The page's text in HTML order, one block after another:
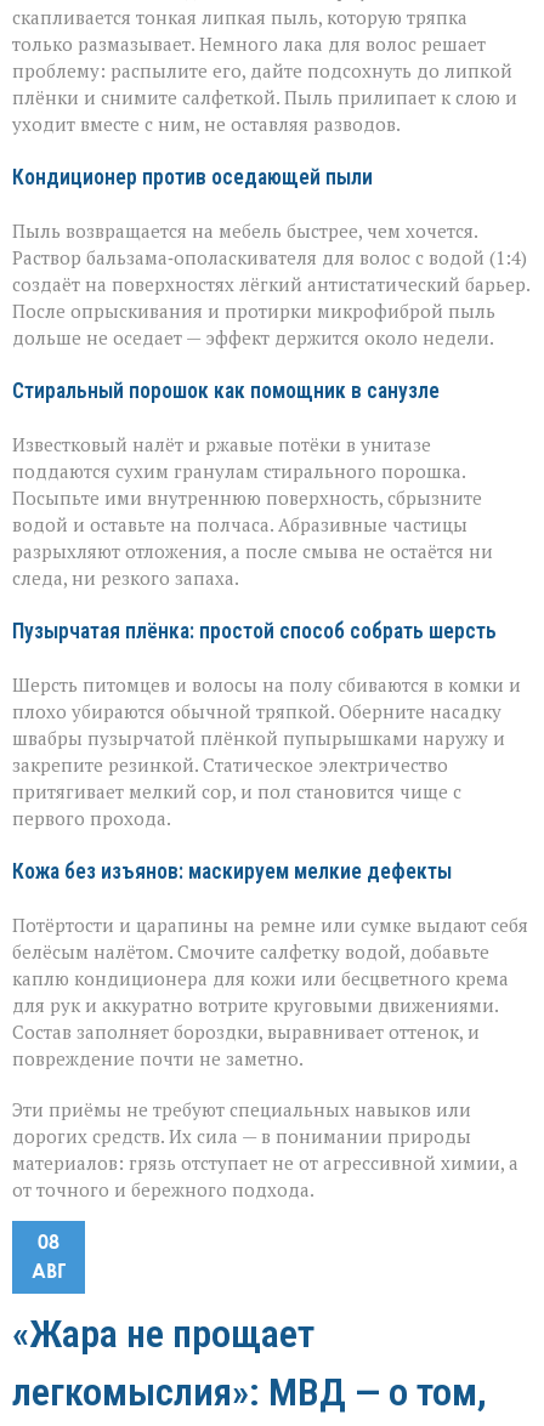
скапливается тонкая липкая пыль, которую тряпка
только размазывает. Немного лака для волос решает
проблему: распылите его, дайте подсохнуть до липкой
плёнки и снимите салфеткой. Пыль прилипает к слою и
уходит вместе с ним, не оставляя разводов.
Кондиционер против оседающей пыли
Пыль возвращается на мебель быстрее, чем хочется.
Раствор бальзама‑ополаскивателя для волос с водой (1:4)
создаёт на поверхностях лёгкий антистатический барьер.
После опрыскивания и протирки микрофиброй пыль
дольше не оседает — эффект держится около недели.
Стиральный порошок как помощник в санузле
Известковый налёт и ржавые потёки в унитазе
поддаются сухим гранулам стирального порошка.
Посыпьте ими внутреннюю поверхность, сбрызните
водой и оставьте на полчаса. Абразивные частицы
разрыхляют отложения, а после смыва не остаётся ни
следа, ни резкого запаха.
Пузырчатая плёнка: простой способ собрать шерсть
Шерсть питомцев и волосы на полу сбиваются в комки и
плохо убираются обычной тряпкой. Оберните насадку
швабры пузырчатой плёнкой пупырышками наружу и
закрепите резинкой. Статическое электричество
притягивает мелкий сор, и пол становится чище с
первого прохода.
Кожа без изъянов: маскируем мелкие дефекты
Потёртости и царапины на ремне или сумке выдают себя
белёсым налётом. Смочите салфетку водой, добавьте
каплю кондиционера для кожи или бесцветного крема
для рук и аккуратно вотрите круговыми движениями.
Состав заполняет бороздки, выравнивает оттенок, и
повреждение почти не заметно.
Эти приёмы не требуют специальных навыков или
дорогих средств. Их сила — в понимании природы
материалов: грязь отступает не от агрессивной химии, а
от точного и бережного подхода.
08
АВГ
«Жара не прощает
легкомыслия»: МВД — о том,